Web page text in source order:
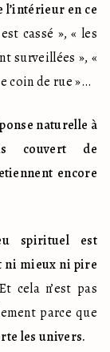
l’intérieur en ce
cassé », « les
surveillées », «
coin de rue »…
naturelle à
couvert de
encore
spirituel est
ni mieux ni pire
Et cela n’est pas
les univers.